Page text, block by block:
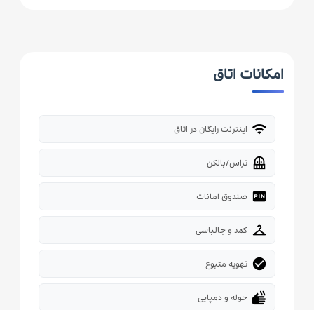
امکانات اتاق
wifi اینترنت رایگان در اتاق
balcony تراس/بالکن
fiber_pin صندوق امانات
checkroom کمد و جالباسی
check_circle تهویه متبوع
dry حوله و دمپایی